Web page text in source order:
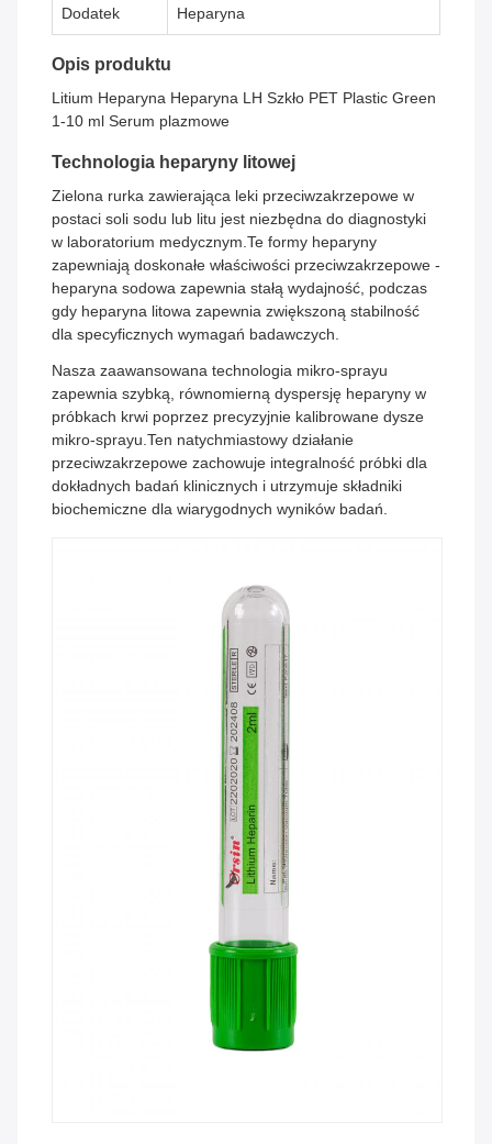
Dodatek Heparyna
Opis produktu
Litium Heparyna Heparyna LH Szkło PET Plastic Green
1-10 ml Serum plazmowe
Technologia heparyny litowej
Zielona rurka zawierająca leki przeciwzakrzepowe w
postaci soli sodu lub litu jest niezbędna do diagnostyki
w laboratorium medycznym.Te formy heparyny
zapewniają doskonałe właściwości przeciwzakrzepowe -
heparyna sodowa zapewnia stałą wydajność, podczas
gdy heparyna litowa zapewnia zwiększoną stabilność
dla specyficznych wymagań badawczych.
Nasza zaawansowana technologia mikro-sprayu
zapewnia szybką, równomierną dyspersję heparyny w
próbkach krwi poprzez precyzyjnie kalibrowane dysze
mikro-sprayu.Ten natychmiastowy działanie
przeciwzakrzepowe zachowuje integralność próbki dla
dokładnych badań klinicznych i utrzymuje składniki
biochemiczne dla wiarygodnych wyników badań.